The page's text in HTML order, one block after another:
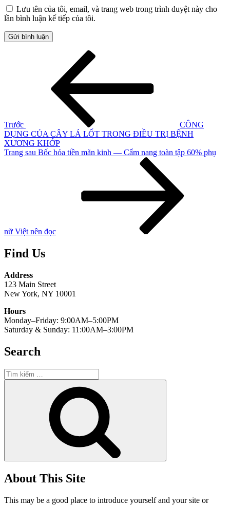
Lưu tên của tôi, email, và trang web trong trình duyệt này cho
lần bình luận kế tiếp của tôi.
Trước
CÔNG
DỤNG CỦA CÂY LÁ LỐT TRONG ĐIỀU TRỊ BỆNH
XƯƠNG KHỚP
Bài
Trang sau Bốc hỏa tiền mãn kinh — Cẩm nang toàn tập 60% phụ
nữ Việt nên đọc
Find Us
Address
123 Main Street
New York, NY 10001
Hours
Monday–Friday: 9:00AM–5:00PM
Saturday & Sunday: 11:00AM–3:00PM
Search
Tìm
kiếm:
About This Site
This may be a good place to introduce yourself and your site or